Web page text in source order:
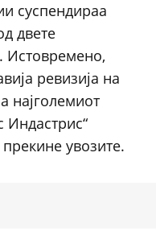
суспендираа
двете
Истовремено,
ревизија на
најголемиот
Индастрис“
увозите.